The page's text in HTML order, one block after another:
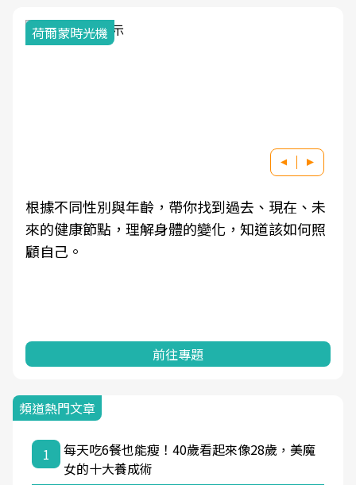
荷爾蒙時光機
根據不同性別與年齡，帶你找到過去、現在、未
來的健康節點，理解身體的變化，知道該如何照
顧自己。
前往專題
頻道熱門文章
1
每天吃6餐也能瘦！40歲看起來像28歲，美魔
女的十大養成術